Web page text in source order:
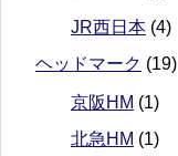
JR西日本 (4)
ヘッドマーク (19)
京阪HM (1)
北急HM (1)